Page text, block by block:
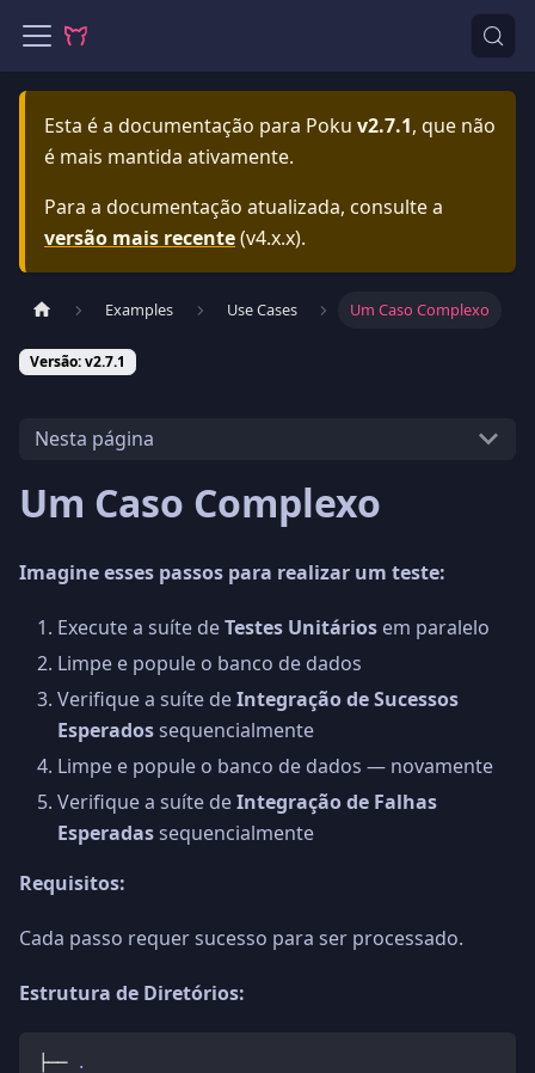
Esta é a documentação para Poku v2.7.1, que não
é mais mantida ativamente.
Para a documentação atualizada, consulte a
versão mais recente(v4.x.x).
Examples Use Cases Um Caso Complexo
Versão: v2.7.1
Nesta página
Um Caso Complexo
Imagine esses passos para realizar um teste:
Execute a suíte deTestes Unitários em paralelo
Limpe e popule o banco de dados
Verifique a suíte deIntegração de Sucessos
Esperadossequencialmente
Limpe e popule o banco de dados — novamente
Verifique a suíte deIntegração de Falhas
Esperadassequencialmente
Requisitos:
Cada passo requer sucesso para ser processado.
Estrutura de Diretórios:
├──
.